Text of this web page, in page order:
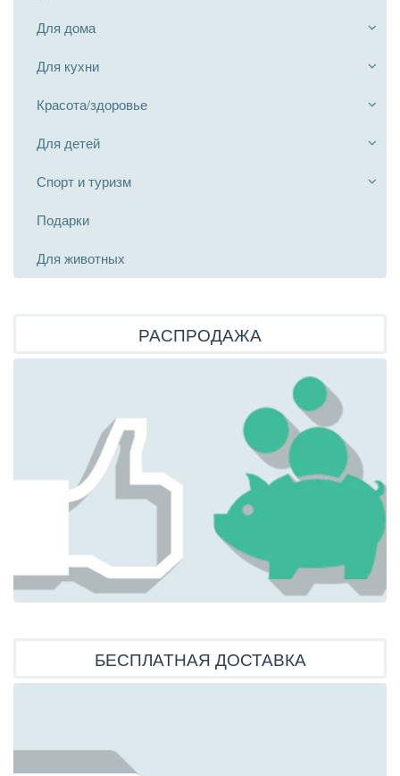
Для дома
Для кухни
Красота/здоровье
Для детей
Спорт и туризм
Подарки
Для животных
РАСПРОДАЖА
БЕСПЛАТНАЯ ДОСТАВКА